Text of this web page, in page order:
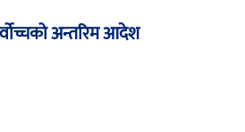
अन्तरिम आदेश